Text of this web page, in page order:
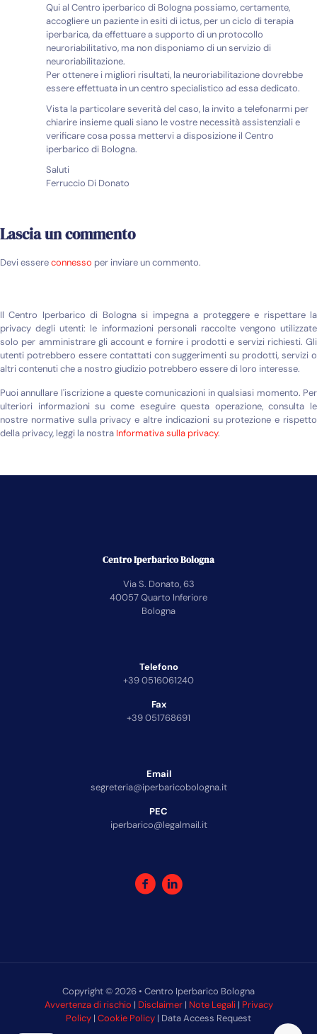
Qui al Centro iperbarico di Bologna possiamo, certamente,
accogliere un paziente in esiti di ictus, per un ciclo di terapia
iperbarica, da effettuare a supporto di un protocollo
neuroriabilitativo, ma non disponiamo di un servizio di
neuroriabilitazione.
Per ottenere i migliori risultati, la neuroriabilitazione dovrebbe
essere effettuata in un centro specialistico ad essa dedicato.
Vista la particolare severità del caso, la invito a telefonarmi per
chiarire insieme quali siano le vostre necessità assistenziali e
verificare cosa possa mettervi a disposizione il Centro
iperbarico di Bologna.
Saluti
Ferruccio Di Donato
Lascia un commento
Devi essereconnesso per inviare un commento.
Il Centro Iperbarico di Bologna si impegna a proteggere e rispettare la
privacy degli utenti: le informazioni personali raccolte vengono utilizzate
solo per amministrare gli account e fornire i prodotti e servizi richiesti. Gli
utenti potrebbero essere contattati con suggerimenti su prodotti, servizi o
altri contenuti che a nostro giudizio potrebbero essere di loro interesse.
Puoi annullare l'iscrizione a queste comunicazioni in qualsiasi momento. Per
ulteriori informazioni su come eseguire questa operazione, consulta le
nostre normative sulla privacy e altre indicazioni su protezione e rispetto
della privacy, leggi la nostra Informativa sulla privacy.
Centro Iperbarico Bologna
Via S. Donato, 63
40057 Quarto Inferiore
Bologna
Telefono
+39 0516061240
Fax
+39 051768691
Email
segreteria@iperbaricobologna.it
PEC
iperbarico@legalmail.it
Copyright © 2026 • Centro Iperbarico Bologna
Avvertenza di rischio | Disclaimer| Note Legali| Privacy
Policy | Cookie Policy | Data Access Request